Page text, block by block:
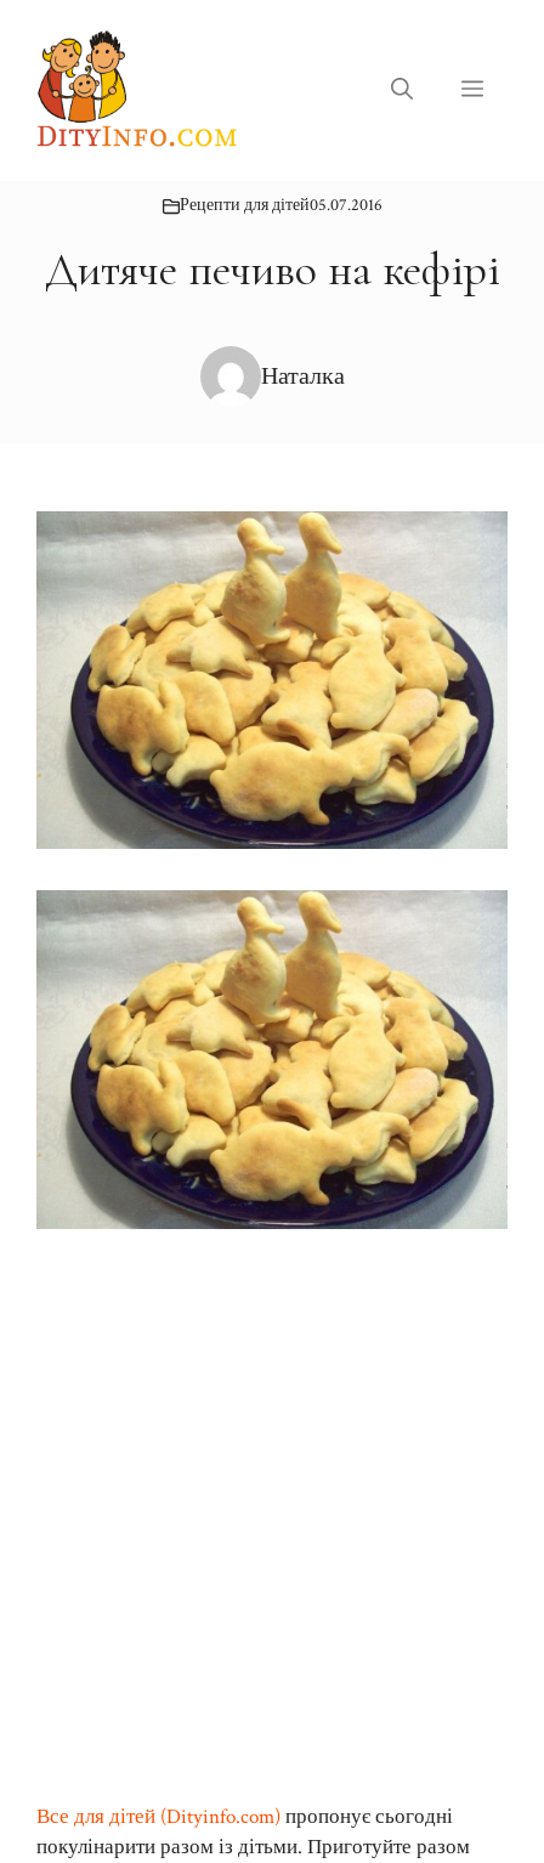
вмісту
Меню
Рецепти для дітей05.07.2016
Дитяче печиво на кефірі
Наталка
Все для дітей (Dityinfo.com)пропонує сьогодні
покулінарити разом із дітьми. Приготуйте разом